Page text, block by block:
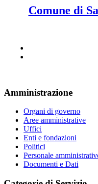
Comune di
Amministrazione
Organi di governo
Aree amministrative
Uffici
Enti e fondazioni
Politici
Personale
Documenti e Dati